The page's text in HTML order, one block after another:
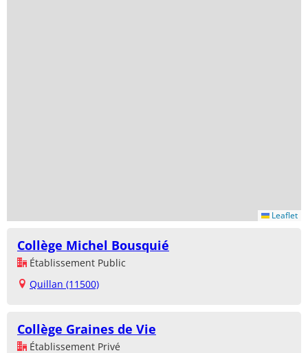
Leaflet
Collège Michel Bousquié
Établissement Public
Quillan (11500)
Collège Graines de Vie
Établissement Privé